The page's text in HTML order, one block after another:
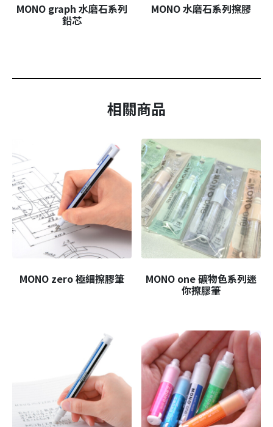
MONO graph 水磨石系列
鉛芯
MONO 水磨石系列擦膠
相關商品
MONO zero 極細擦膠筆 MONO one 礦物色系列迷
你擦膠筆